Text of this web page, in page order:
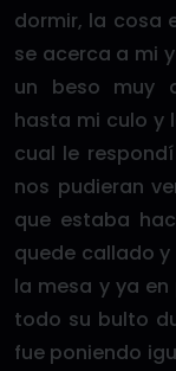
dormir, la cosa
se acerca a mi
un beso muy
hasta mi culo y
cual le
nos pudieran
que estaba
quede callado
la mesa y ya
todo su bulto
fue poniendo